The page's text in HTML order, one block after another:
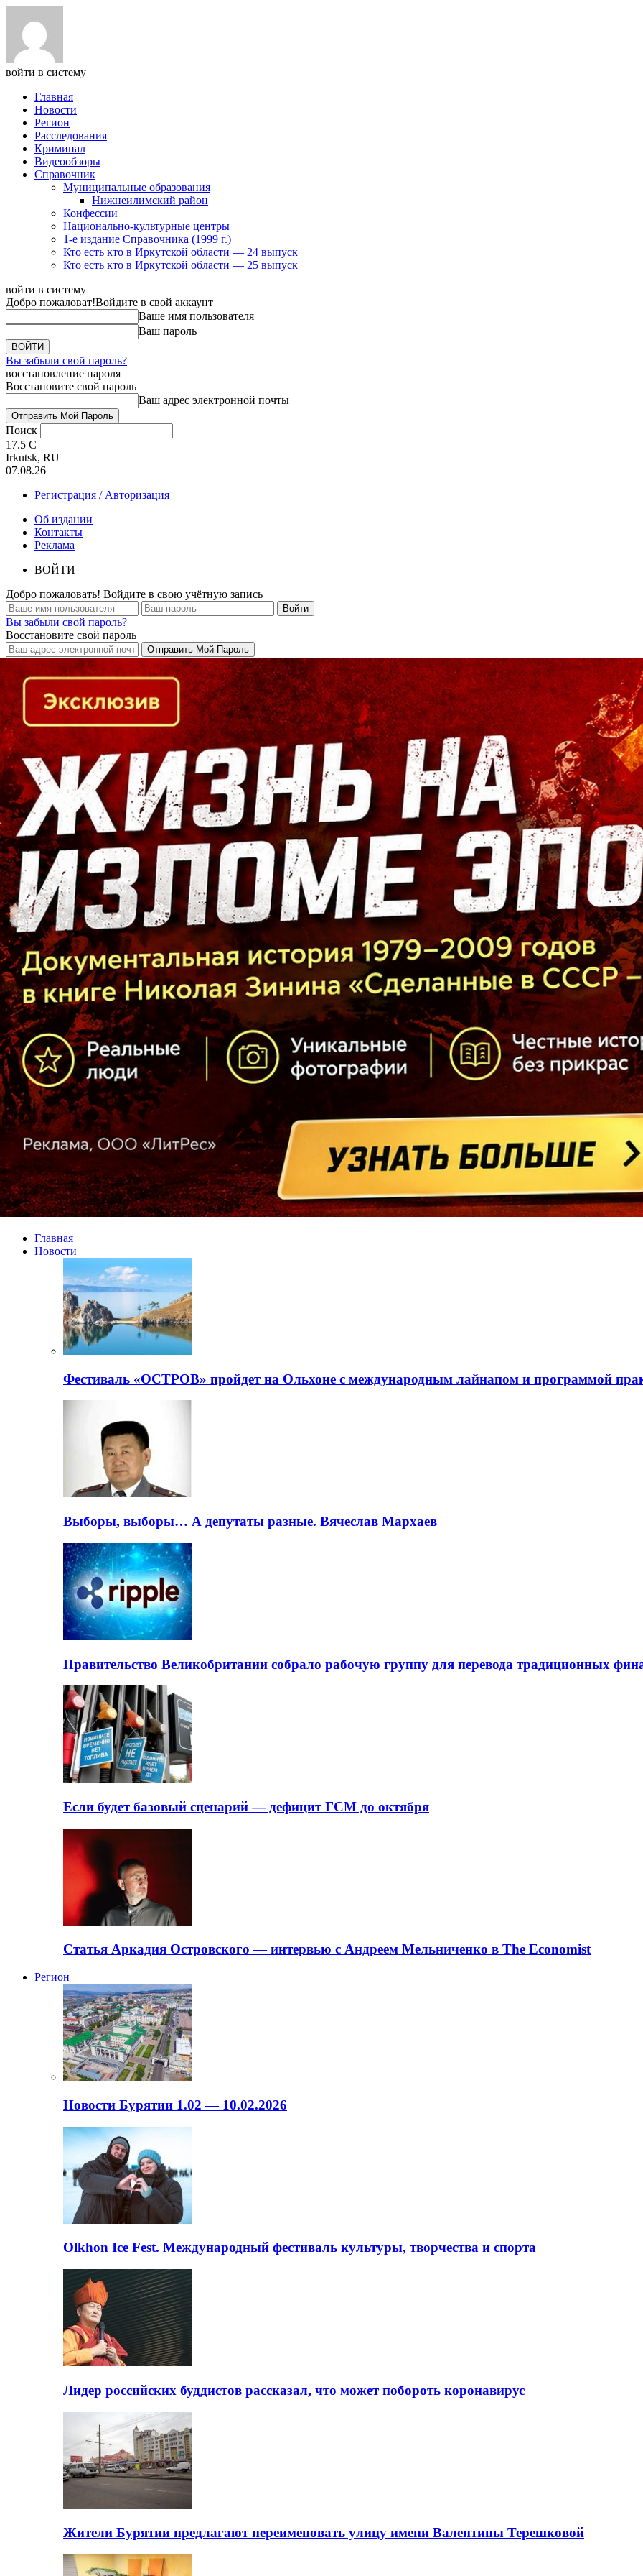
войти в систему
Главная
Новости
Регион
Расследования
Криминал
Видеообзоры
Справочник
Муниципальные образования
Нижнеилимский район
Конфессии
Национально-культурные центры
1-е издание Справочника (1999 г.)
Кто есть кто в Иркутской области — 24 выпуск
Кто есть кто в Иркутской области — 25 выпуск
войти в систему
Добро пожаловат!Войдите в свой аккаунт
Ваше имя пользователя
Ваш пароль
Вы забыли свой пароль?
восстановление пароля
Восстановите свой пароль
Ваш адрес электронной почты
Поиск
17.5 C
Irkutsk, RU
07.08.26
Регистрация / Авторизация
Об издании
Контакты
Реклама
ВОЙТИ
Добро пожаловать! Войдите в свою учётную запись
Вы забыли свой пароль?
Восстановите свой пароль
Кто есть кто в Байкальском регионе
Главная
Новости
Фестиваль «ОСТРОВ» пройдет на Ольхоне с международным лайнапом и программой
Выборы, выборы… А депутаты разные. Вячеслав Мархаев
Правительство Великобритании собрало рабочую группу для перевода традиционных
Если будет базовый сценарий — дефицит ГСМ до октября
Статья Аркадия Островского — интервью с Андреем Мельниченко в The Economist
Регион
Новости Бурятии 1.02 — 10.02.2026
Olkhon Ice Fest. Международный фестиваль культуры, творчества и спорта
Лидер российских буддистов рассказал, что может побороть коронавирус
Жители Бурятии предлагают переименовать улицу имени Валентины Терешковой